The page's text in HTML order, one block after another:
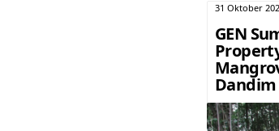
31 Oktober
GEN
Dandim